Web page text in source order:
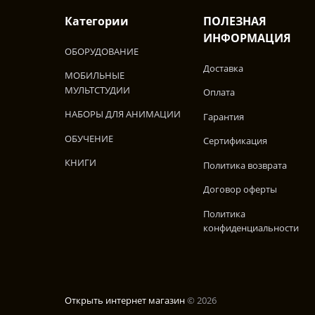
Категории
ОБОРУДОВАНИЕ
МОБИЛЬНЫЕ
МУЛЬТСТУДИИ
НАБОРЫ ДЛЯ АНИМАЦИИ
ОБУЧЕНИЕ
КНИГИ
ПОЛЕЗНАЯ
ИНФОРМАЦИЯ
Доставка
Оплата
Гарантия
Сертификация
Политика возврата
Договор оферты
Политика
конфиденциальности
Открыть интернет магазин© 2026